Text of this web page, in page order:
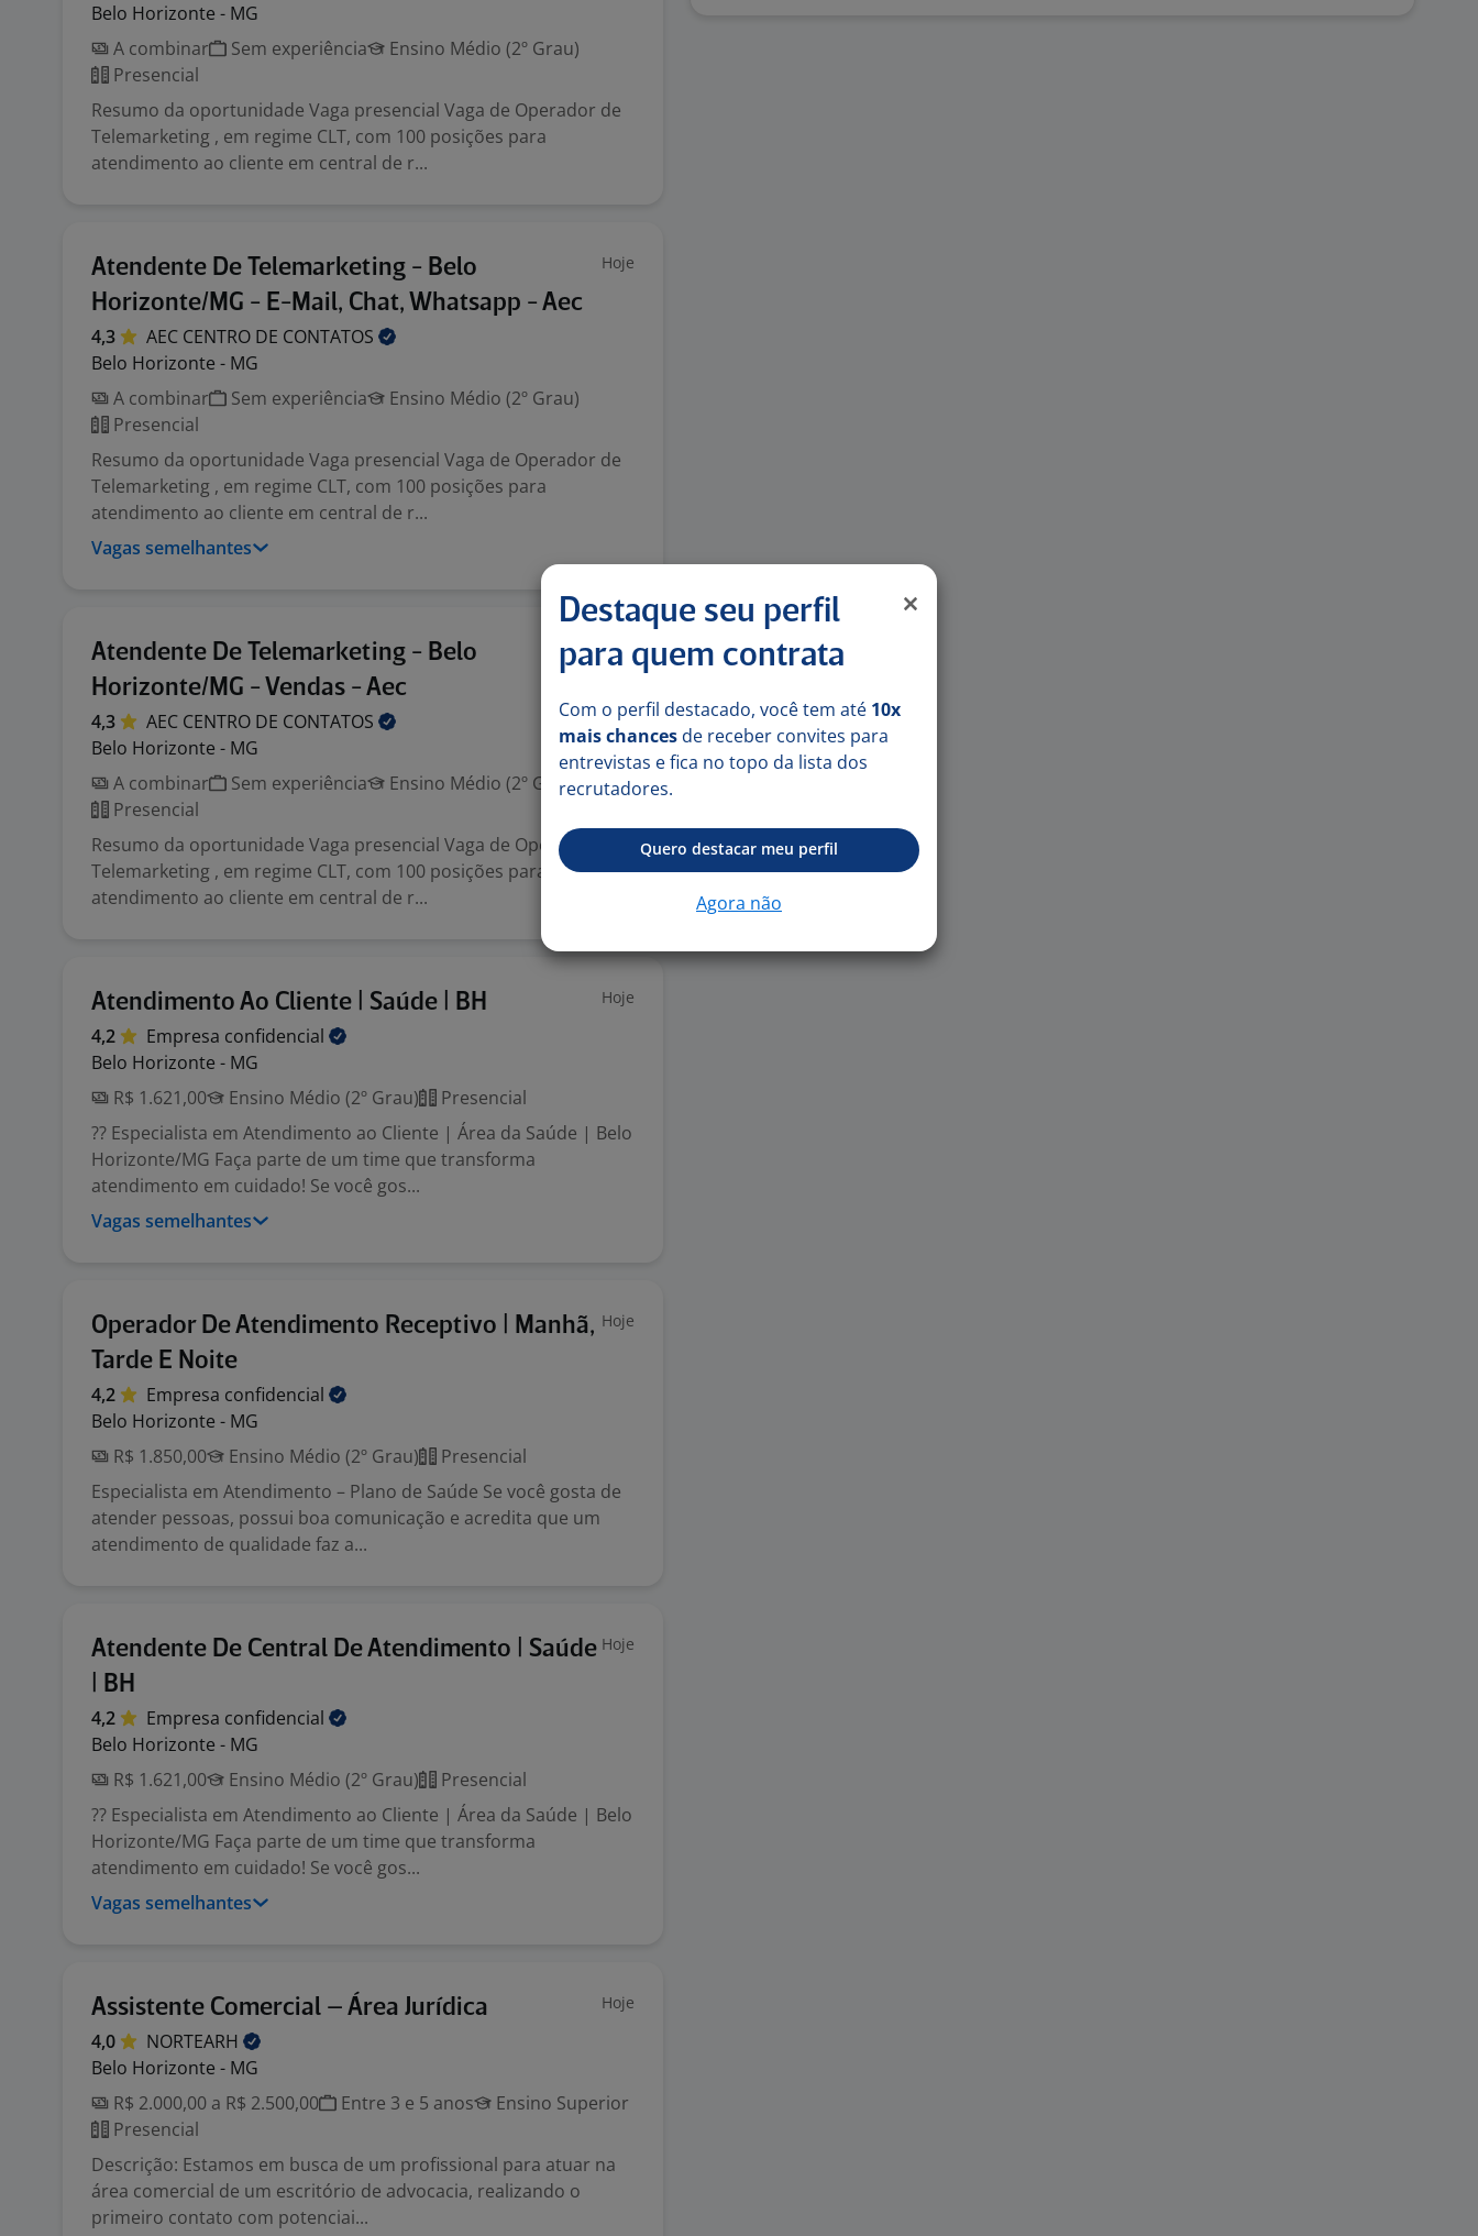
Belo Horizonte - MG
A combinar
Sem experiência
Ensino Médio (2º Grau)
Presencial
Resumo da oportunidade Vaga presencial Vaga de Operador de
Telemarketing , em regime CLT, com 100 posições para
atendimento ao cliente em central de r...
Atendente De Telemarketing - Belo
Horizonte/MG - E-Mail, Chat, Whatsapp - Aec
Hoje
4,3 AEC CENTRO DE CONTATOS
Belo Horizonte - MG
A combinar
Sem experiência
Ensino Médio (2º Grau)
Presencial
Resumo da oportunidade Vaga presencial Vaga de Operador de
Telemarketing , em regime CLT, com 100 posições para
atendimento ao cliente em central de r...
Vagas semelhantes
Atendente De Telemarketing - Belo
Horizonte/MG - Vendas - Aec
Hoje
4,3 AEC CENTRO DE CONTATOS
Belo Horizonte - MG
A combinar
Sem experiência
Ensino Médio (2º Grau)
Presencial
Resumo da oportunidade Vaga presencial Vaga de Operador de
Telemarketing , em regime CLT, com 100 posições para
atendimento ao cliente em central de r...
Atendimento Ao Cliente | Saúde | BH Hoje
4,2 Empresa confidencial
Belo Horizonte - MG
R$ 1.621,00
Ensino Médio (2º Grau)
Presencial
?? Especialista em Atendimento ao Cliente | Área da Saúde | Belo
Horizonte/MG Faça parte de um time que transforma
atendimento em cuidado! Se você gos...
Vagas semelhantes
Operador De Atendimento Receptivo | Manhã,
Tarde E Noite
Hoje
4,2 Empresa confidencial
Belo Horizonte - MG
R$ 1.850,00
Ensino Médio (2º Grau)
Presencial
Especialista em Atendimento – Plano de Saúde Se você gosta de
atender pessoas, possui boa comunicação e acredita que um
atendimento de qualidade faz a...
Atendente De Central De Atendimento | Saúde
| BH
Hoje
4,2 Empresa confidencial
Belo Horizonte - MG
R$ 1.621,00
Ensino Médio (2º Grau)
Presencial
?? Especialista em Atendimento ao Cliente | Área da Saúde | Belo
Horizonte/MG Faça parte de um time que transforma
atendimento em cuidado! Se você gos...
Vagas semelhantes
Assistente Comercial – Área Jurídica Hoje
4,0
NORTEARH
Belo Horizonte - MG
R$ 2.000,00 a R$ 2.500,00
Entre 3 e 5 anos
Ensino Superior
Presencial
Descrição: Estamos em busca de um profissional para atuar na
área comercial de um escritório de advocacia, realizando o
primeiro contato com potenciai...
Destaque seu perfil
para quem contrata
Com o perfil destacado, você tem até 10x
mais chances de receber convites para
entrevistas e fica no topo da lista dos
recrutadores.
Quero destacar meu perfil
Agora não